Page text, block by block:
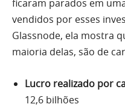
ficaram parados em
vendidos por esses
Glassnode, ela mostra
maioria delas, são de
Lucro realizado por
12,6 bilhões